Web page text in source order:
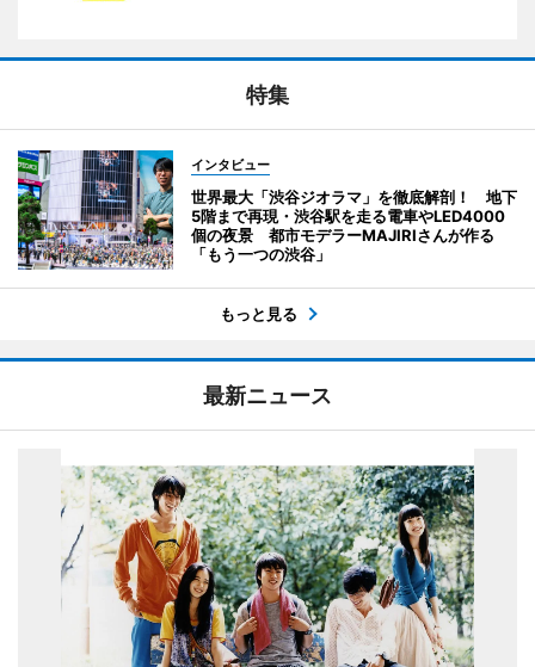
特集
インタビュー
世界最大「渋谷ジオラマ」を徹底解剖！ 地下
5階まで再現・渋谷駅を走る電車やLED4000
個の夜景 都市モデラーMAJIRIさんが作る
「もう一つの渋谷」
もっと見る
最新ニュース